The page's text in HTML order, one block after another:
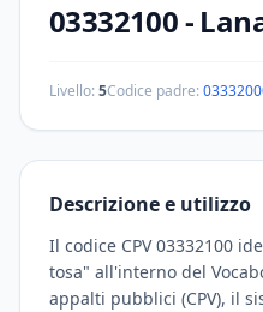
03332100-
Livello:5Codice padre:
Descrizione e utilizzo
Il codice CPV 03332100
tosa" all'interno del
appalti pubblici (CPV), il